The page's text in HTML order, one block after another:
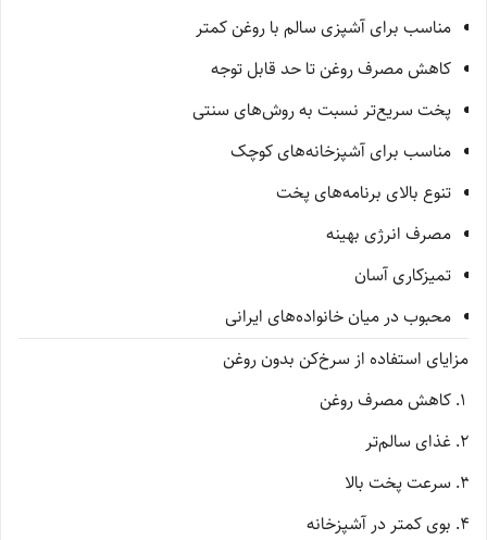
مناسب برای آشپزی سالم با روغن کمتر
کاهش مصرف روغن تا حد قابل توجه
پخت سریع‌تر نسبت به روش‌های سنتی
مناسب برای آشپزخانه‌های کوچک
تنوع بالای برنامه‌های پخت
مصرف انرژی بهینه
تمیزکاری آسان
محبوب در میان خانواده‌های ایرانی
مزایای استفاده از سرخ‌کن بدون روغن
کاهش مصرف روغن
غذای سالم‌تر
سرعت پخت بالا
بوی کمتر در آشپزخانه